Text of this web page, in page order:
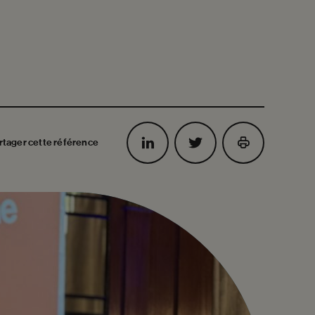
cette référence